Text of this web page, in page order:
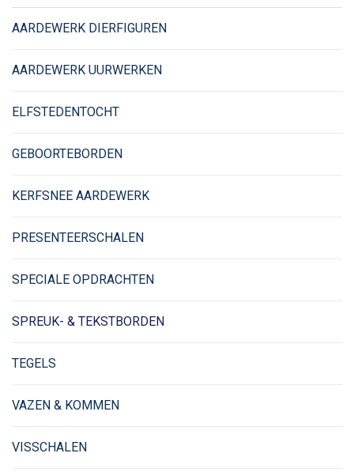
AARDEWERK DIERFIGUREN
AARDEWERK UURWERKEN
ELFSTEDENTOCHT
GEBOORTEBORDEN
KERFSNEE AARDEWERK
PRESENTEERSCHALEN
SPECIALE OPDRACHTEN
SPREUK- & TEKSTBORDEN
TEGELS
VAZEN & KOMMEN
VISSCHALEN